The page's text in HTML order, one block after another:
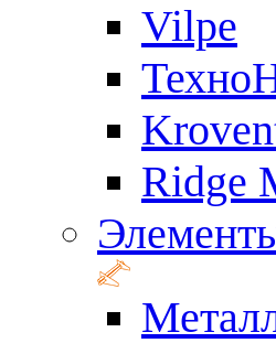
Vilpe
Ridge